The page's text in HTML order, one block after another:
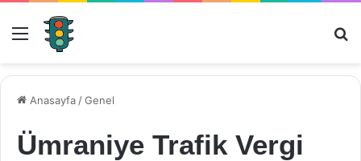
Menü
Anasayfa /Genel
Ümraniye Trafik Vergi